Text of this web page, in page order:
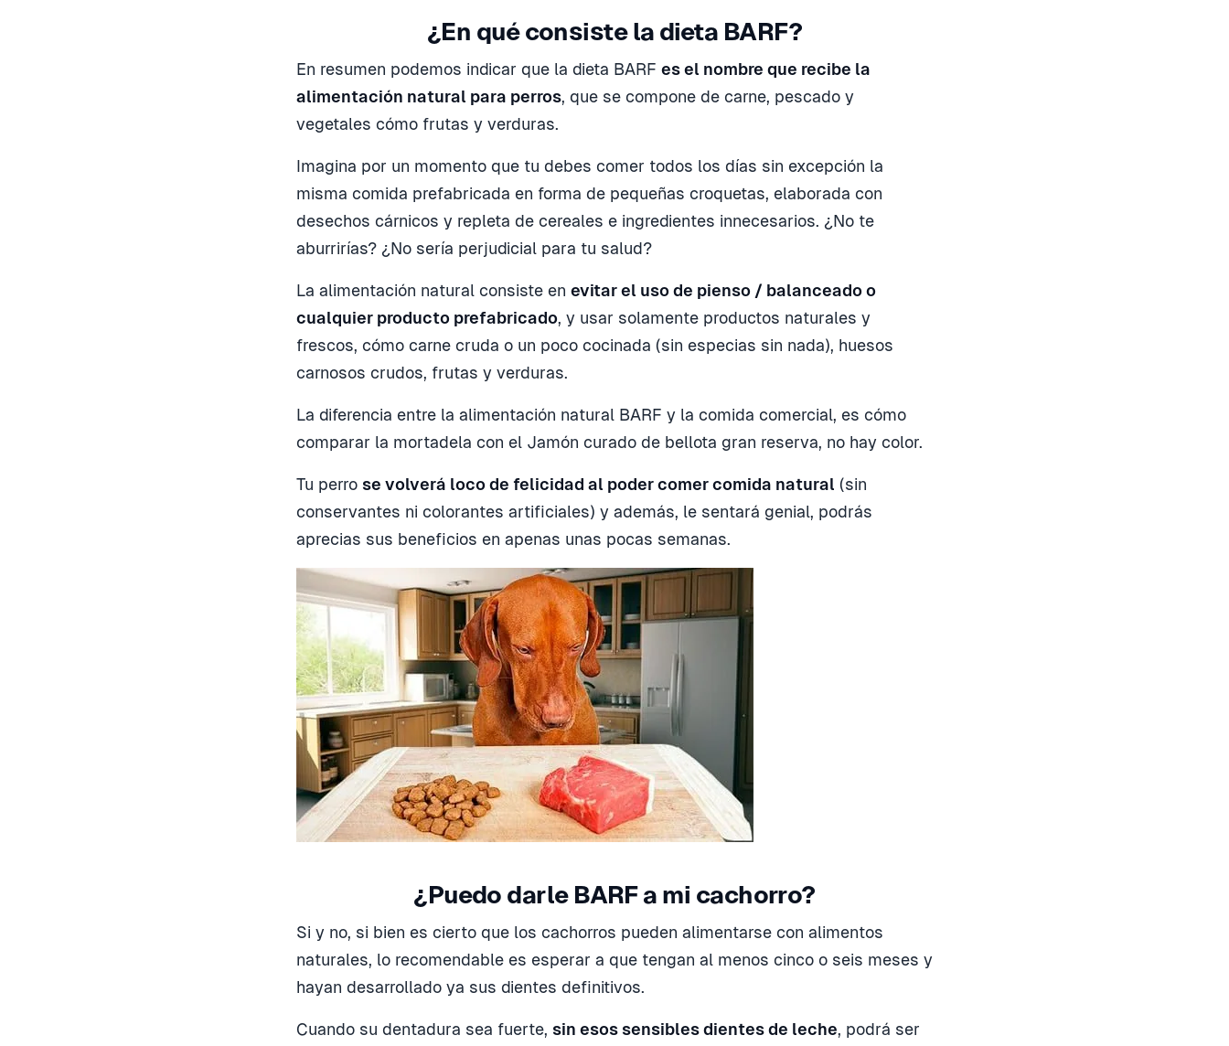
¿En qué consiste la dieta BARF?
En resumen podemos indicar que la dieta BARF es el nombre que recibe la
alimentación natural para perros, que se compone de carne, pescado y
vegetales cómo frutas y verduras.
Imagina por un momento que tu debes comer todos los días sin excepción la
misma comida prefabricada en forma de pequeñas croquetas, elaborada con
desechos cárnicos y repleta de cereales e ingredientes innecesarios. ¿No te
aburrirías? ¿No sería perjudicial para tu salud?
La alimentación natural consiste en evitar el uso de pienso / balanceado o
cualquier producto prefabricado, y usar solamente productos naturales y
frescos, cómo carne cruda o un poco cocinada (sin especias sin nada), huesos
carnosos crudos, frutas y verduras.
La diferencia entre la alimentación natural BARF y la comida comercial, es cómo
comparar la mortadela con el Jamón curado de bellota gran reserva, no hay color.
Tu perro se volverá loco de felicidad al poder comer comida natural (sin
conservantes ni colorantes artificiales) y además, le sentará genial, podrás
aprecias sus beneficios en apenas unas pocas semanas.
¿Puedo darle BARF a mi cachorro?
Si y no, si bien es cierto que los cachorros pueden alimentarse con alimentos
naturales, lo recomendable es esperar a que tengan al menos cinco o seis meses y
hayan desarrollado ya sus dientes definitivos.
Cuando su dentadura sea fuerte, sin esos sensibles dientes de leche, podrá ser